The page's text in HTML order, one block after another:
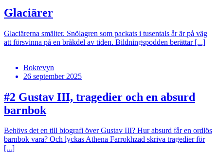
Glaciärer
Glaciärerna smälter. Snölagren som packats i tusentals år är på väg
att försvinna på en bråkdel av tiden. Bildningspodden berättar [...]
Bokrevyn
26 september 2025
#2 Gustav III, tragedier och en absurd
barnbok
Behövs det en till biografi över Gustav III? Hur absurd får en ordlös
barnbok vara? Och lyckas Athena Farrokhzad skriva tragedier för
[...]